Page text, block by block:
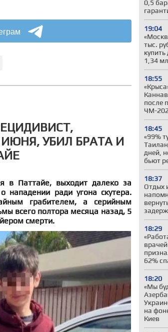
0,5
19:04
тыс.
1,34
18:55
после
ЧМ-
18:45
«99%
дней,
бьют
18:37
Отдых
18:29
62%
18:20
«Мы
на
Киев
УБИЛ БРАТА И
в Паттайе, выходит далеко за
нападении ради угона скутера.
грабителем, а серийным
всего полтора месяца назад, 5
смерти.